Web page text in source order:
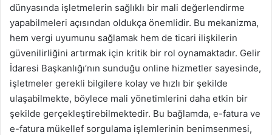
dünyasında işletmelerin sağlıklı bir mali değerlendirme
yapabilmeleri açısından oldukça önemlidir. Bu mekanizma,
hem vergi uyumunu sağlamak hem de ticari ilişkilerin
güvenilirliğini artırmak için kritik bir rol oynamaktadır. Gelir
İdaresi Başkanlığı’nın sunduğu online hizmetler sayesinde,
işletmeler gerekli bilgilere kolay ve hızlı bir şekilde
ulaşabilmekte, böylece mali yönetimlerini daha etkin bir
şekilde gerçekleştirebilmektedir. Bu bağlamda, e-fatura ve
e-fatura mükellef sorgulama işlemlerinin benimsenmesi,